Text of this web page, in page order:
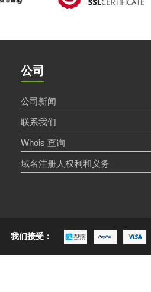
公司
公司新闻
联系我们
Whois 查询
域名注册人权利和义务
我们接受：